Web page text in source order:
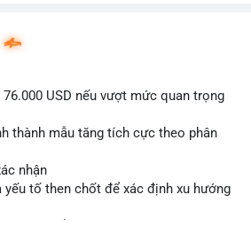
USD nếu vượt mức quan trọng
thành mẫu tăng tích cực theo phân
nhận
tố then chốt để xác định xu hướng